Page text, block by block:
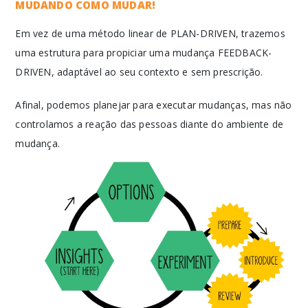
MUDANDO COMO MUDAR!
Em vez de uma método linear de PLAN-DRIVEN, trazemos
uma estrutura para propiciar uma mudança FEEDBACK-
DRIVEN, adaptável ao seu contexto e sem prescrição.
Afinal, podemos planejar para executar mudanças, mas não
controlamos a reação das pessoas diante do ambiente de
mudança.